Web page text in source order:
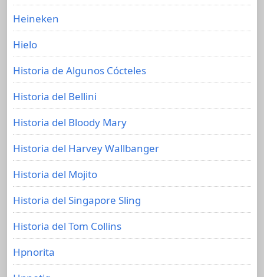
Heineken
Hielo
Historia de Algunos Cócteles
Historia del Bellini
Historia del Bloody Mary
Historia del Harvey Wallbanger
Historia del Mojito
Historia del Singapore Sling
Historia del Tom Collins
Hpnorita